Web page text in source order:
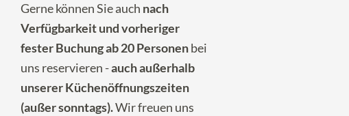
Gerne können Sie auch nach
Verfügbarkeit und vorheriger
fester Buchung ab 20 Personenbei
uns reservieren -auch außerhalb
unserer Küchenöffnungszeiten
(außer sonntags).Wir freuen uns